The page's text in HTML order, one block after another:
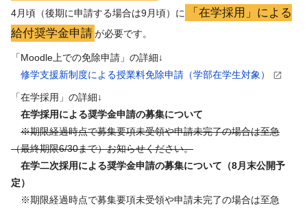
4月頃（後期に申請する場合は9月頃）に
「在学採用」による
給付奨学金申請 が必要です。
「Moodle上での免除申請」の詳細↓
修学支援新制度による授業料免除申請（学部在学生対象）
「在学採用」の詳細↓
在学採用による奨学金申請の募集について
※期限経過時点で募集要項未受領や申請未完了の場合は至急
（最終期限6/30まで）お知らせください。
在学二次採用による奨学金申請の募集について（8月末公開予
定）
※期限経過時点で募集要項未受領や申請未完了の場合は至急